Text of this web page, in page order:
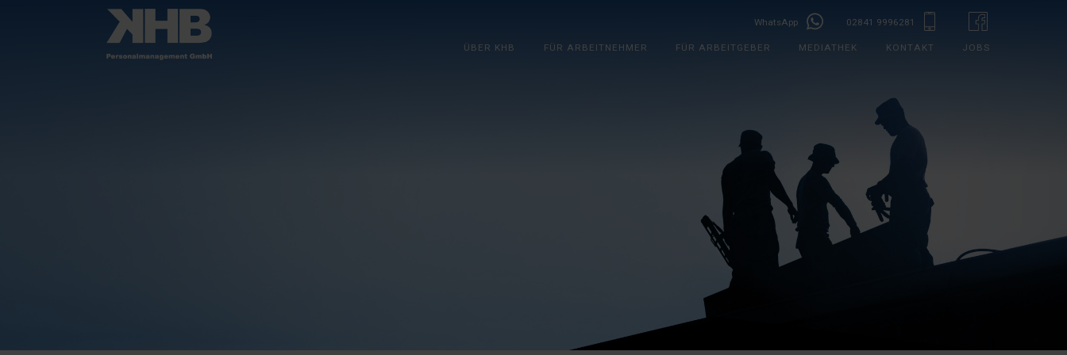
WhatsApp 02841 9996281
ÜBER KHB FÜR ARBEITNEHMER FÜR ARBEITGEBER MEDIATHEK KONTAKT JOBS